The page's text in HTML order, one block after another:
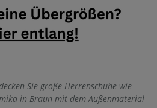
Sie große Herrenschuhe wie
in Braun mit dem Außenmaterial